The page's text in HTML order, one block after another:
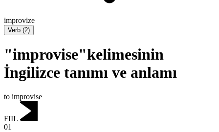
improvize
Verb (2)
"improvise"kelimesinin
İngilizce tanımı ve anlamı
to improvise
FIIL
01